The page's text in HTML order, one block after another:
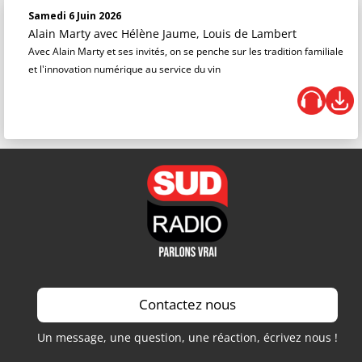
Samedi 6 Juin 2026
Alain Marty avec Hélène Jaume, Louis de Lambert
Avec Alain Marty et ses invités, on se penche sur les tradition familiale
et l'innovation numérique au service du vin
Contactez nous
Un message, une question, une réaction, écrivez nous !